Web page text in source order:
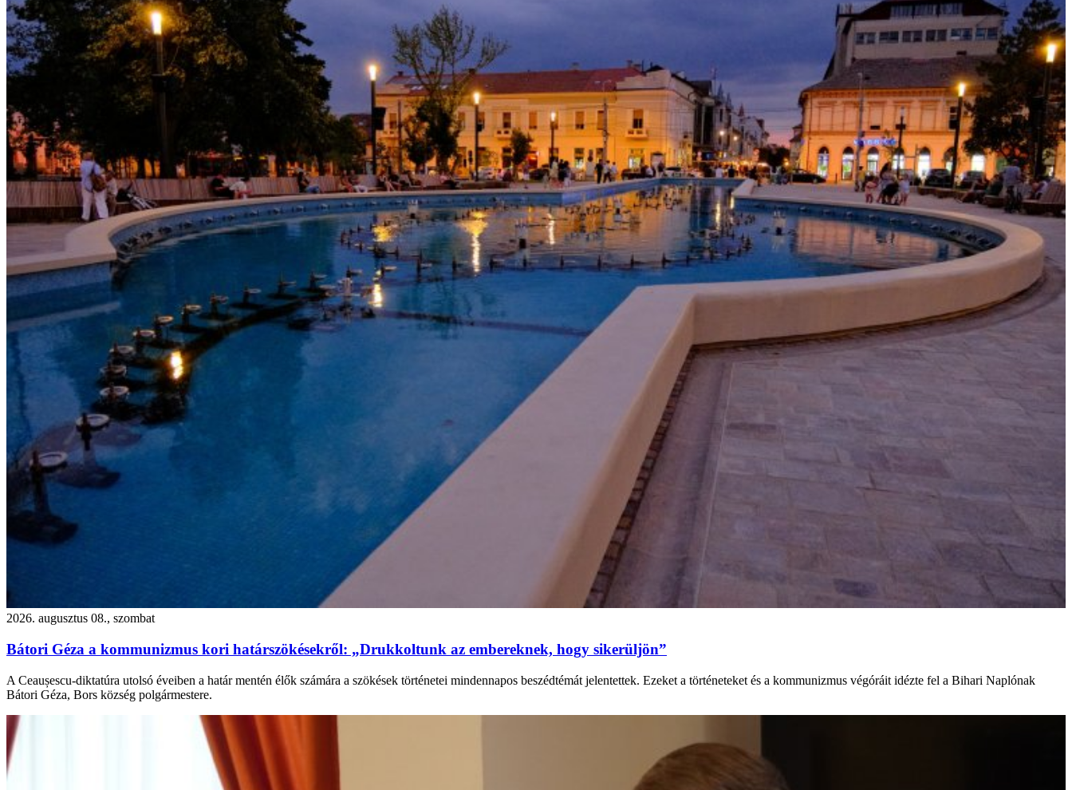
2026. augusztus 08., szombat
Bátori Géza a kommunizmus kori határszökésekről: „Drukkoltunk az embereknek, hogy sikerüljön”
A Ceaușescu-diktatúra utolsó éveiben a határ mentén élők számára a szökések történetei mindennapos beszédtémát jelentettek. Ezeket a történeteket és a kommunizmus végóráit idézte fel a Bihari Naplónak
Bátori Géza, Bors község polgármestere.